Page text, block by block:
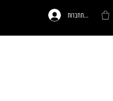
להתחברות